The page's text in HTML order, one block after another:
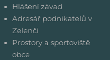
Hlášení závad
Adresář podnikatelů v
Zelenči
Prostory a sportoviště
obce